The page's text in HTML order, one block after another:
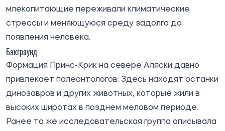
млекопитающие переживали климатические
стрессы и меняющуюся среду задолго до
появления человека.
Бэкграунд
Формация Принс-Крик на севере Аляски давно
привлекает палеонтологов. Здесь находят останки
динозавров и других животных, которые жили в
высоких широтах в позднем меловом периоде.
Ранее та же исследовательская группа описывала